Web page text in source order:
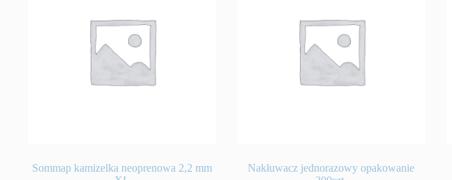
Sommap kamizelka neoprenowa 2,2 mm
Nakłuwacz jednorazowy opakowanie